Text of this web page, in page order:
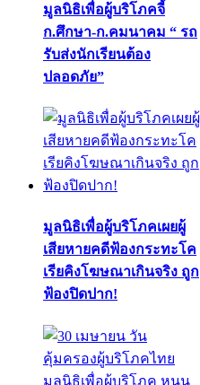
มูลนิธิเพื่อผู้บริโภคจี้
ก.ศึกษา-ก.คมนาคม “ รถ
รับส่งนักเรียนต้อง
ปลอดภัย”
มูลนิธิเพื่อผู้บริโภคเผยผู้
เสียหายคดีฟ้องกระทะโค
เรียคิงโฆษณาเกินจริง ถูก
ฟ้องปิดปาก!